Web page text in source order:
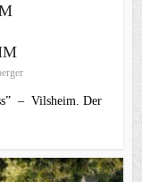
– Vilsheim. Der